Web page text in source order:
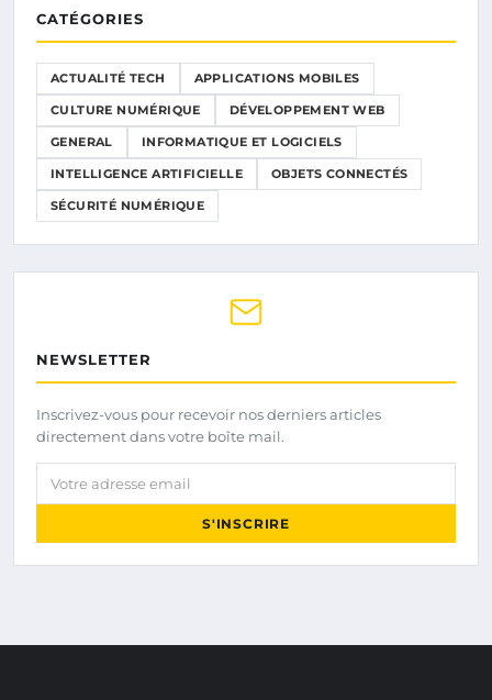
CATÉGORIES
ACTUALITÉ TECH APPLICATIONS MOBILES
CULTURE NUMÉRIQUE DÉVELOPPEMENT WEB
GENERAL INFORMATIQUE ET LOGICIELS
INTELLIGENCE ARTIFICIELLE OBJETS CONNECTÉS
SÉCURITÉ NUMÉRIQUE
NEWSLETTER
Inscrivez-vous pour recevoir nos derniers articles
directement dans votre boîte mail.
Votre adresse email
S'INSCRIRE